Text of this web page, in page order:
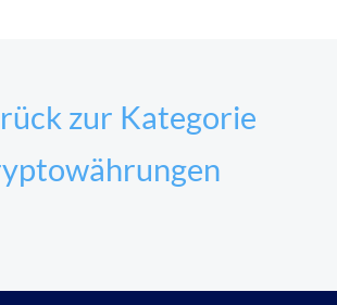
zur Kategorie